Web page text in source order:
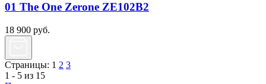
01 The One Zerone ZE102B2
18 900 руб.
Страницы: 1 2 3
1 - 5 из 15